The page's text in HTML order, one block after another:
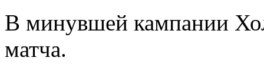
В минувшей кампании
матча.